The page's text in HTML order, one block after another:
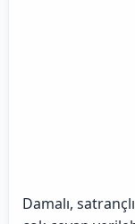
Damalı,